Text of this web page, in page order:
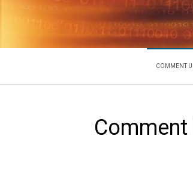
L'expert en
COMMENT